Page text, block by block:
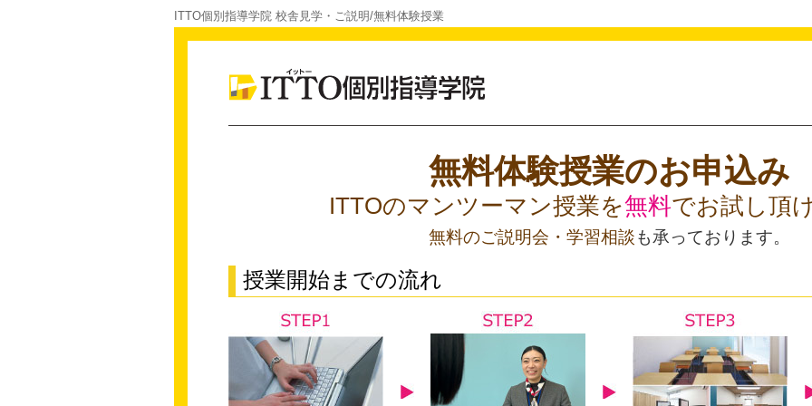
ITTO個別指導学院 校舎見学・ご説明/無料体験授業
無料体験授業のお申込み
ITTOのマンツーマン授業を無料でお試し頂
無料のご説明会・学習相談も承っております。
授業開始までの流れ